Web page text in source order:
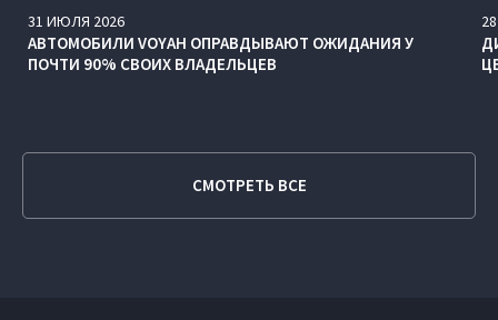
31 ИЮЛЯ 2026
АВТОМОБИЛИ VOYAH ОПРАВДЫВАЮТ ОЖИДАНИЯ У
ПОЧТИ 90% СВОИХ ВЛАДЕЛЬЦЕВ
28
СМОТРЕТЬ ВСЕ